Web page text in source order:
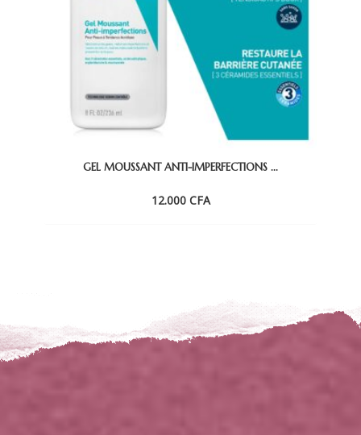
GEL MOUSSANT ANTI-IMPERFECTIONS ...
12.000 CFA